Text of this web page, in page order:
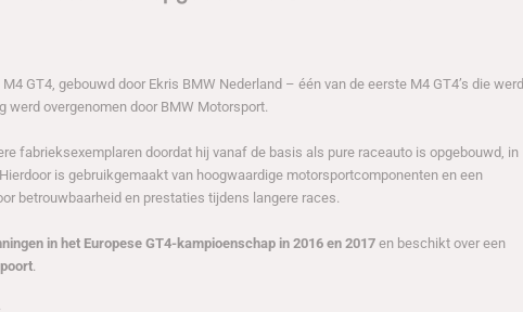
GT4, gebouwd door Ekris BMW Nederland – één van de eerste M4 GT4’s die werd
overgenomen door BMW Motorsport.
fabrieksexemplaren doordat hij vanaf de basis als pure raceauto is opgebouwd, in
is gebruikgemaakt van hoogwaardige motorsportcomponenten en een
betrouwbaarheid en prestaties tijdens langere races.
in het Europese GT4-kampioenschap in 2016 en 2017 en beschikt over een
.